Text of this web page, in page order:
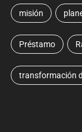
misión
Préstamo
transformación